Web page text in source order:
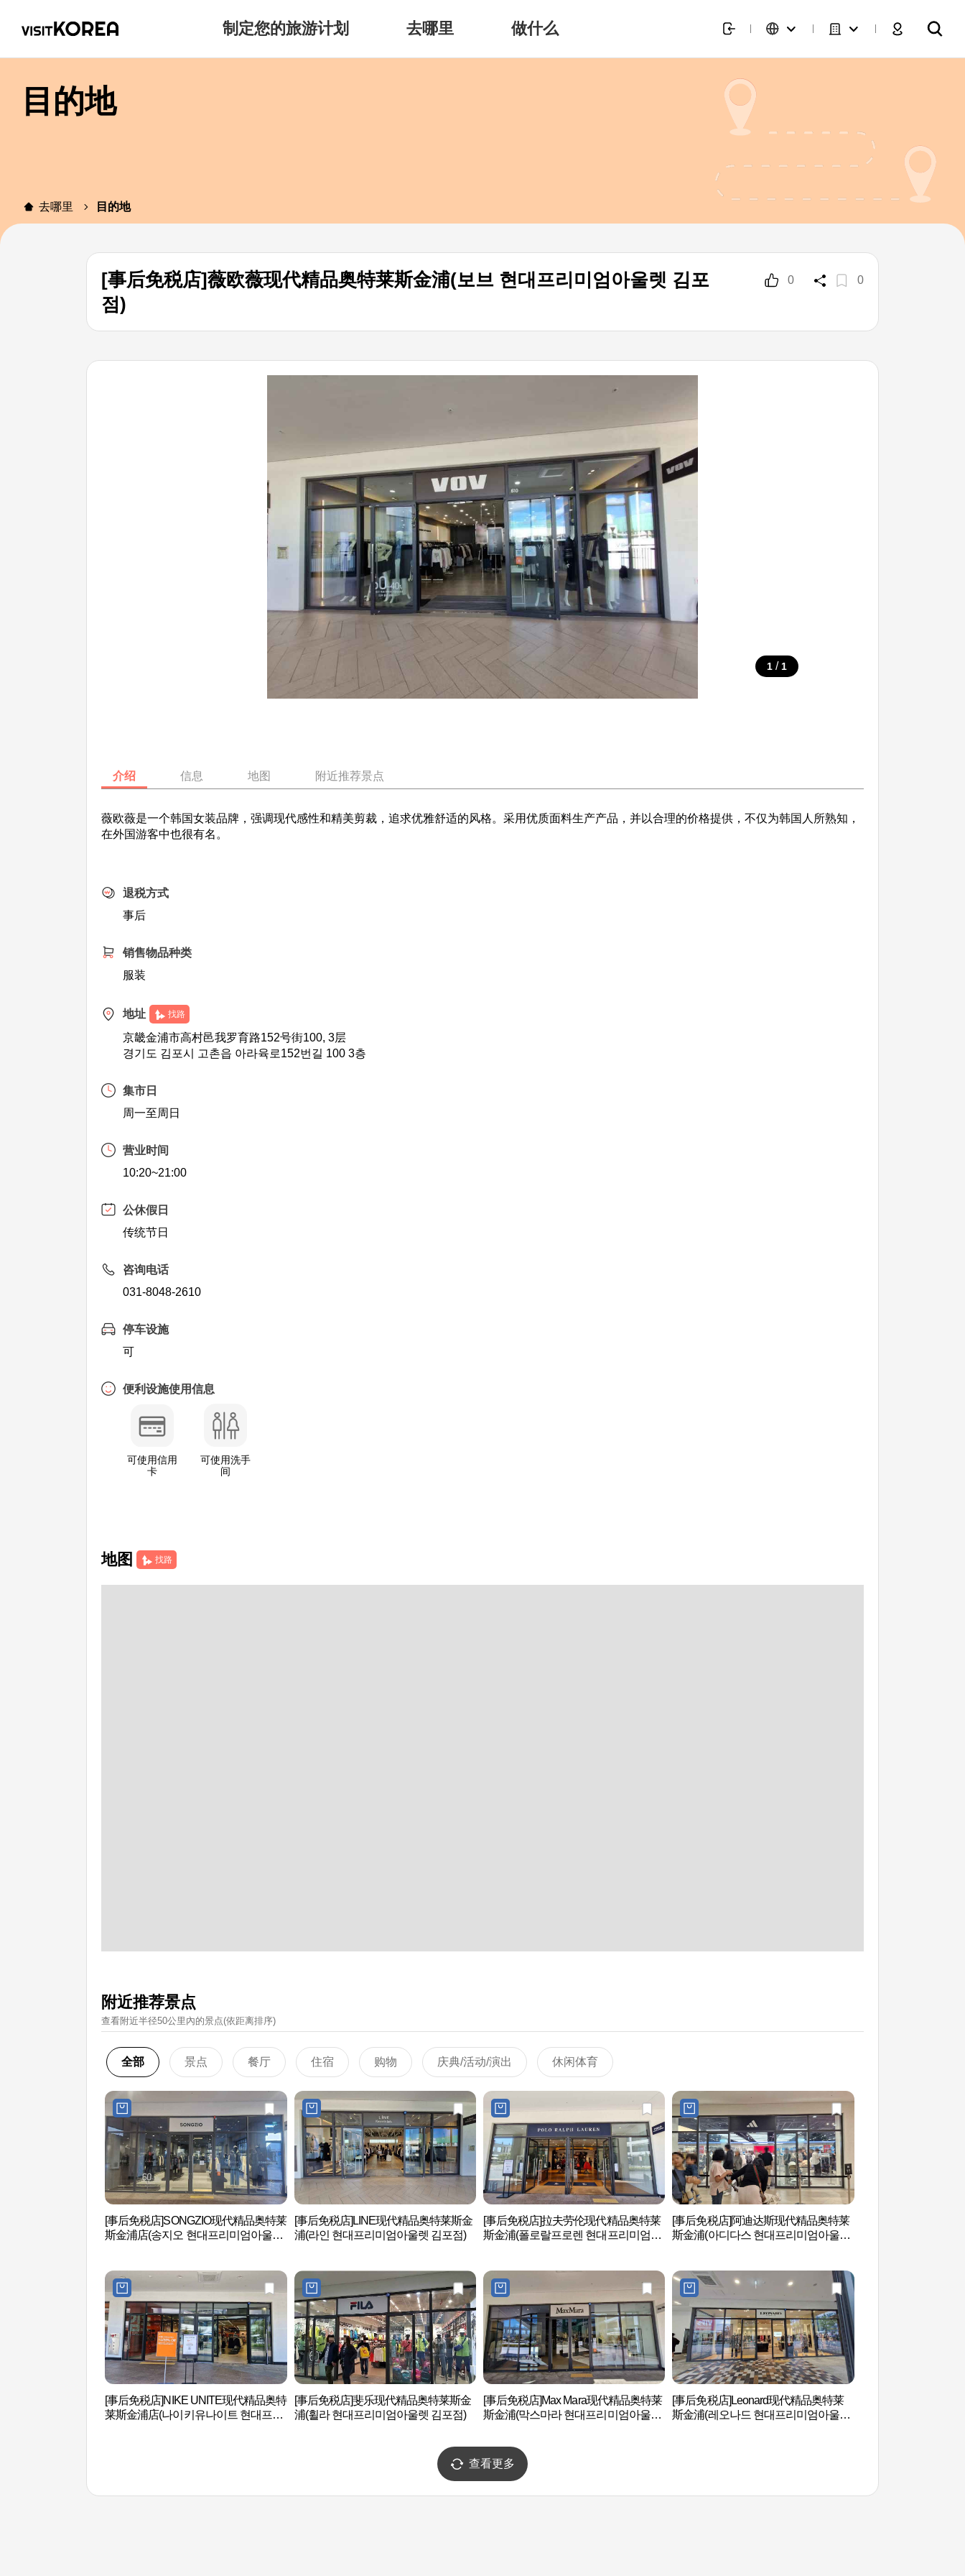
制定您的旅游计划 去哪里 做什么
目的地
去哪里 目的地
[事后免税店]薇欧薇现代精品奥特莱斯金浦(보브 현대프리미엄아울렛 김포
점)
0 0
1 / 1
介绍 信息 地图 附近推荐景点
薇欧薇是一个韩国女装品牌，强调现代感性和精美剪裁，追求优雅舒适的风格。采用优质面料生产产品，并以合理的价格提供，不仅为韩国人所熟知，
在外国游客中也很有名。
退税方式
事后
销售物品种类
服装
地址 找路
京畿金浦市高村邑我罗育路152号街100, 3层
경기도 김포시 고촌읍 아라육로152번길 100 3층
集市日
周一至周日
营业时间
10:20~21:00
公休假日
传统节日
咨询电话
031-8048-2610
停车设施
可
便利设施使用信息
可使用信用
卡
可使用洗手
间
地图 找路
附近推荐景点
查看附近半径50公里內的景点(依距离排序)
全部 景点 餐厅 住宿 购物 庆典/活动/演出 休闲体育
[事后免税店]SONGZIO现代精品奥特莱
斯金浦店(송지오 현대프리미엄아울렛
[事后免税店]LINE现代精品奥特莱斯金
浦(라인 현대프리미엄아울렛 김포점)
[事后免税店]拉夫劳伦现代精品奥特莱
斯金浦(폴로랄프로렌 현대프리미엄아
[事后免税店]阿迪达斯现代精品奥特莱
斯金浦(아디다스 현대프리미엄아울렛
[事后免税店]NIKE UNITE现代精品奥特
莱斯金浦店(나이키유나이트 현대프리
[事后免税店]斐乐现代精品奥特莱斯金
浦(휠라 현대프리미엄아울렛 김포점)
[事后免税店]Max Mara现代精品奥特莱
斯金浦(막스마라 현대프리미엄아울렛
[事后免税店]Leonard现代精品奥特莱
斯金浦(레오나드 현대프리미엄아울렛
查看更多